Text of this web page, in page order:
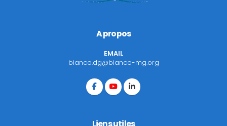
A propos
EMAIL
bianco.dg@bianco-mg.org